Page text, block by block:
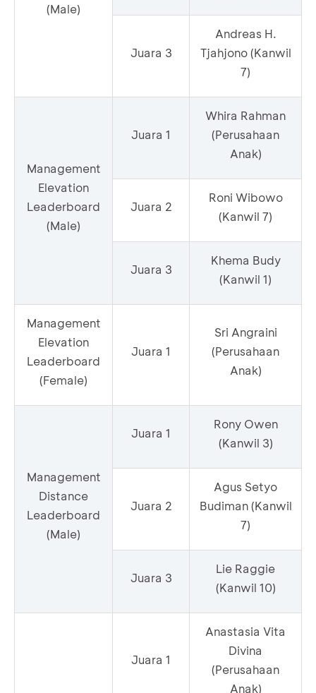
(Male)
Juara 3
Andreas H.
Tjahjono (Kanwil
7)
Management
Elevation
Leaderboard
(Male)
Juara 1
Whira Rahman
(Perusahaan
Anak)
Juara 2
Roni Wibowo
(Kanwil 7)
Juara 3
Khema Budy
(Kanwil 1)
Management
Elevation
Leaderboard
(Female)
Juara 1
Sri Angraini
(Perusahaan
Anak)
Management
Distance
Leaderboard
(Male)
Juara 1
Rony Owen
(Kanwil 3)
Juara 2
Agus Setyo
Budiman (Kanwil
7)
Juara 3
Lie Raggie
(Kanwil 10)
Juara 1
Anastasia Vita
Divina
(Perusahaan
Anak)